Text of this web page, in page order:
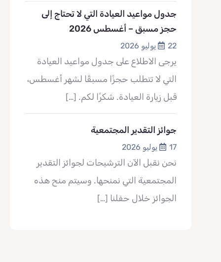
جدول مواعيد العيادة التي لا تحتاج إلى
حجز مسبق – أغسطس 2026
22 يوليو 2026
يرجى الاطلاع على جدول مواعيد العيادة
التي لا تتطلب حجزًا مسبقًا لشهر أغسطس،
قبل زيارة العيادة. شكرًا لكم. […]
جوائز التقدير المجتمعية
17 يوليو 2026
نحن نقبل الآن الترشيحات لجوائز التقدير
المجتمعية التي نمنحها. وسيتم منح هذه
الجوائز خلال حفلنا […]